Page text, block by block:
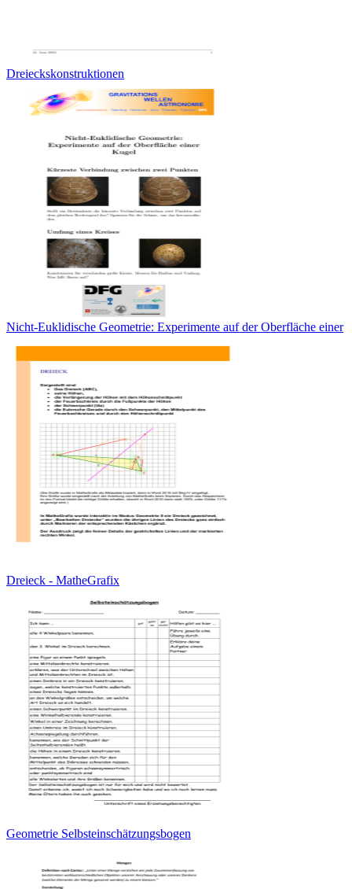
Dreieckskonstruktionen
Nicht-Euklidische Geometrie: Experimente auf der Oberfläche einer
Dreieck - MatheGrafix
Geometrie Selbsteinschätzungsbogen